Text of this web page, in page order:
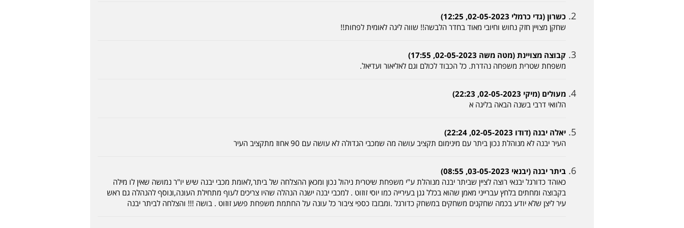
כשרון (גדי כרמלי 02-05-2023, 12:25)
שחקן מצויין חזק נחוש וחיובי מאוד בחדר הלבשה!! שווה ליגה לאומית לפחות!!
קבוצה מצויינת (מטה משה 02-05-2023, 17:55)
משפחת שטרית משפחה נהדרת. כל הכבוד לכולם וגם לאליאור ועדיאל.
מעולים (מיקי 02-05-2023, 22:23)
הלוואי דרבי בשנה הבאה בליגה א
יאלה יבנה (דודו 02-05-2023, 22:24)
העיר יבנה לא מנוהלת נכון ביתר עם מינימום תקציב עושה מה שמכבי הגדולה לא עושה עם 90 אחוז מתקציב העיר
ביתר יבנה (יבנאי 03-05-2023, 08:55)
כאוהד כדורגל יבנאי רוצה לציין שביתר יבנה מנוהלת ע"י משפחת שיטרית ניהול נכון ומכאן ההצלחה של ביתר,לאומת מכבי יבנה שיש יו"ר נמושה שאין לו מילה
בקבוצה ומחתים בלחץ עברייני מאמן שהוא בכלל גנן בעירייה כמו יוסי זוזוט . למכבי יבנה ישנה הנהלה שהיו צריכים לעוף מתחילת העונה,ונוסף להנהלה גם ראש
עיר ליצן שלא יודע בכמה שחקנים משחקים במשחק כדורגל .ומבזבז כספי ציבור כל עונה על החתמת משפחת פשע זוזוט . בושה !!! והצלחה לביתר יבנה